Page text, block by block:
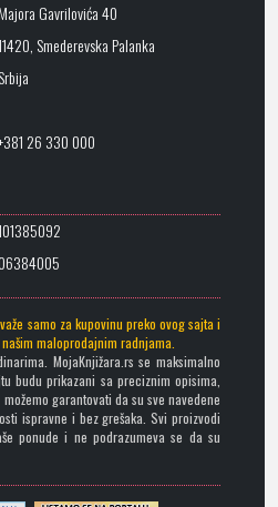
Gavrilovića 40
Smederevska Palanka
Srbija
26 330 000
samo za kupovinu preko ovog sajta i
maloprodajnim radnjama.
MojaKnjižara.rs se maksimalno
budu prikazani sa preciznim opisima,
garantovati da su sve navedene
ispravne i bez grešaka. Svi proizvodi
ponude i ne podrazumeva se da su